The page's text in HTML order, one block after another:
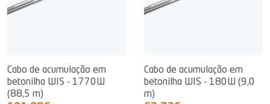
Cabo de acumulação em
betonilha WIS - 1770W
(88,5 m)
Cabo de acumulação em
betonilha WIS - 180W (9,0
m)